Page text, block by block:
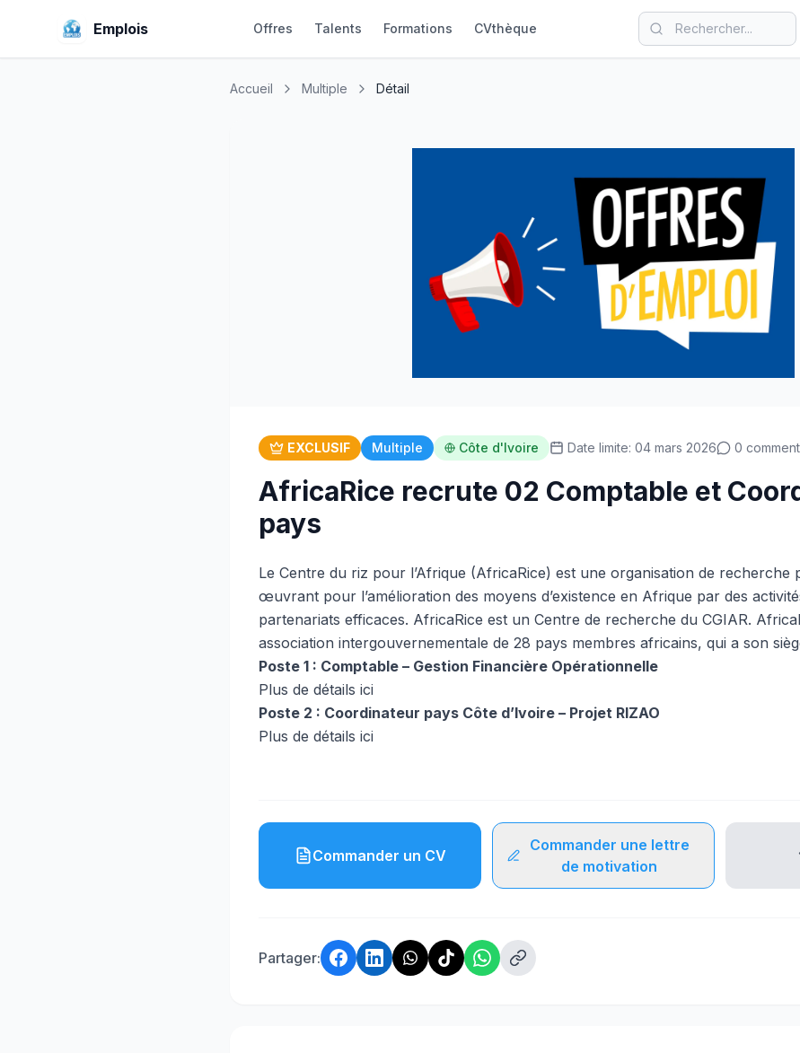
Emplois Offres Talents Formations CVthèque
Accueil Multiple Détail
EXCLUSIF Multiple Côte d'Ivoire Date limite: 04 mars 2026 0
AfricaRice recrute 02 Comptable et
pays
Le Centre du riz pour l’Afrique (AfricaRice) est une organisation de recherche
œuvrant pour l’amélioration des moyens d’existence en Afrique par des
partenariats efficaces. AfricaRice est un Centre de recherche du CGIAR.
association intergouvernementale de 28 pays membres africains, qui a son
Poste 1 : Comptable – Gestion Financière Opérationnelle
Plus de détails ici
Poste 2 : Coordinateur pays Côte d’Ivoire – Projet RIZAO
Plus de détails ici
Commander un CV
Commander une lettre
de motivation
Partager: